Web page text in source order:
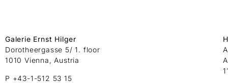
Galerie Ernst Hilger
Dorotheergasse 5/ 1. floor
1010 Vienna, Austria
P +43-1-512 53 15